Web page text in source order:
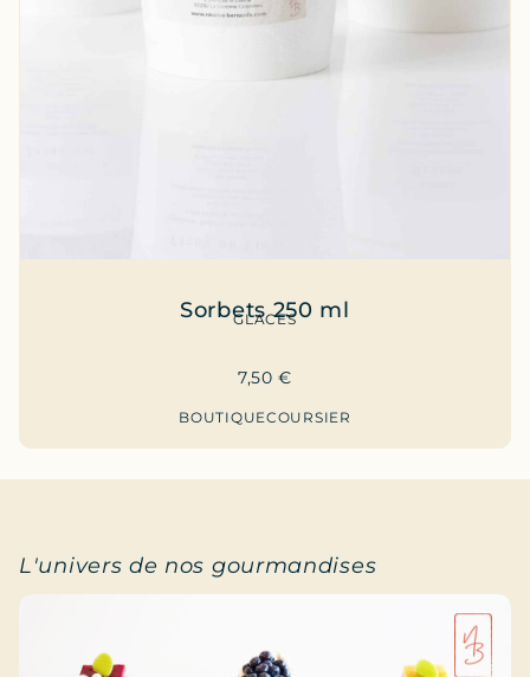
Sorbets 250 ml
GLACES
7,50€
BOUTIQUECOURSIER
L'univers de nos gourmandises